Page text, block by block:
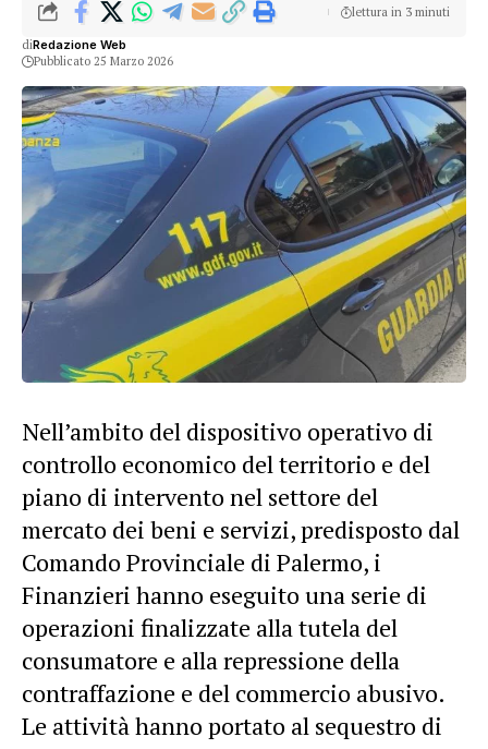
diRedazione Web
Pubblicato 25 Marzo 2026
lettura in 3 minuti
Nell’ambito del dispositivo operativo di
controllo economico del territorio e del
piano di intervento nel settore del
mercato dei beni e servizi, predisposto dal
Comando Provinciale di Palermo, i
Finanzieri hanno eseguito una serie di
operazioni finalizzate alla tutela del
consumatore e alla repressione della
contraffazione e del commercio abusivo.
Le attività hanno portato al sequestro di